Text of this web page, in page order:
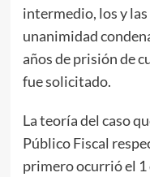
intermedio, los y
unanimidad
años de prisión de
fue solicitado.
La teoría del caso
Público Fiscal
primero ocurrió el 1